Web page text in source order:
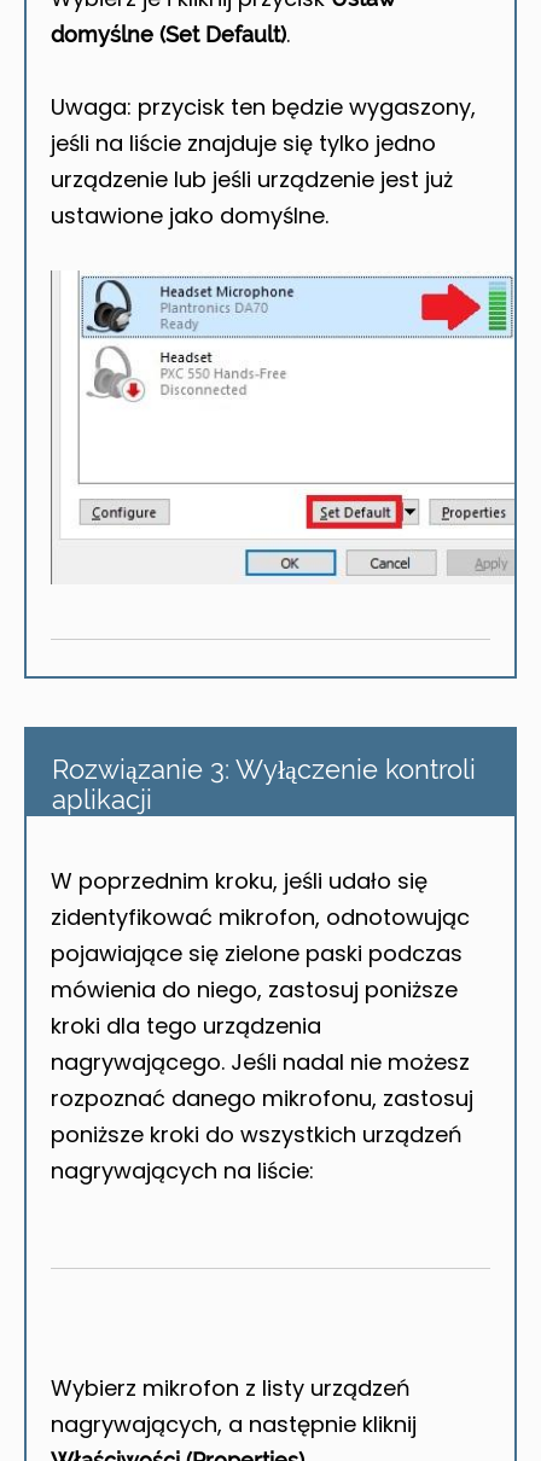
domyślne (Set Default).
Uwaga: przycisk ten będzie wygaszony,
jeśli na liście znajduje się tylko jedno
urządzenie lub jeśli urządzenie jest już
ustawione jako domyślne.
Rozwiązanie 3: Wyłączenie kontroli
aplikacji
W poprzednim kroku, jeśli udało się
zidentyfikować mikrofon, odnotowując
pojawiające się zielone paski podczas
mówienia do niego, zastosuj poniższe
kroki dla tego urządzenia
nagrywającego. Jeśli nadal nie możesz
rozpoznać danego mikrofonu, zastosuj
poniższe kroki do wszystkich urządzeń
nagrywających na liście:
Wybierz mikrofon z listy urządzeń
nagrywających, a następnie kliknij